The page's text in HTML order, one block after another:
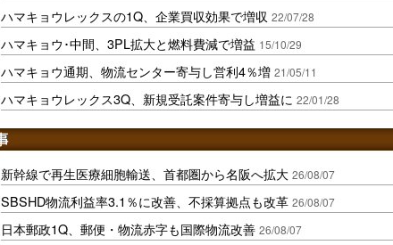
ハマキョウレックスの1Q、企業買収効果で増収 22/07/28
ハマキョウ･中間、3PL拡大と燃料費減で増益 15/10/29
ハマキョウ通期、物流センター寄与し営利4％増 21/05/11
ハマキョウレックス3Q、新規受託案件寄与し増益に 22/01/28
新幹線で再生医療細胞輸送、首都圏から名阪へ拡大 26/08/07
SBSHD物流利益率3.1％に改善、不採算拠点も改革 26/08/07
日本郵政1Q、郵便・物流赤字も国際物流改善 26/08/07